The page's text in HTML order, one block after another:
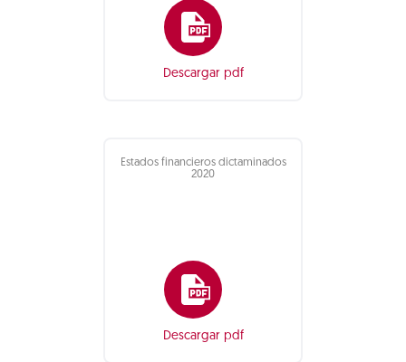
Descargar pdf
Estados financieros dictaminados
2020
Descargar pdf